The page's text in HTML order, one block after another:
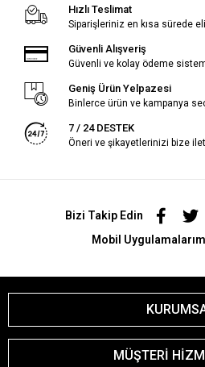
Hızlı Teslimat
Siparişleriniz en kısa sürede
Güvenli Alışveriş
Güvenli ve kolay ödeme
Geniş Ürün Yelpazesi
Binlerce ürün ve kampanya
7 / 24 DESTEK
Öneri ve şikayetlerinizi bize
Bizi Takip Edin
Mobil
MÜŞTERİ